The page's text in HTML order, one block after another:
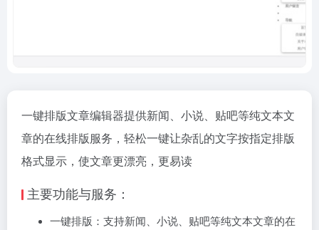
一键排版文章编辑器提供新闻、小说、贴吧等纯文本文
章的在线排版服务，轻松一键让杂乱的文字按指定排版
格式显示，使文章更漂亮，更易读
‌主要功能与服务‌：
‌一键排版‌：支持新闻、小说、贴吧等纯文本文章的在